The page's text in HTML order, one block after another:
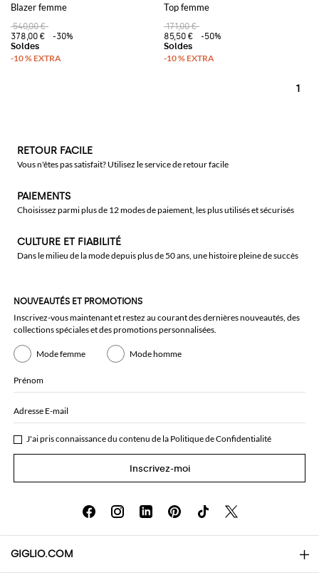
Blazer femme
540,00 €
378,00 €
-30%
Top femme
171,00 €
85,50 €
-50%
1
RETOUR FACILE
Vous n'êtes pas satisfait? Utilisez le service de retour facile
PAIEMENTS
Choisissez parmi plus de 12 modes de paiement, les plus utilisés et sécurisés
CULTURE ET FIABILITÉ
Dans le milieu de la mode depuis plus de 50 ans, une histoire pleine de succès
NOUVEAUTÉS ET PROMOTIONS
Inscrivez-vous maintenant et restez au courant des dernières nouveautés, des
collections spéciales et des promotions personnalisées.
Mode femme Mode homme
Prénom
Adresse E-mail
J'ai pris connaissance du contenu de la Politique de Confidentialité
Inscrivez-moi
GIGLIO.COM